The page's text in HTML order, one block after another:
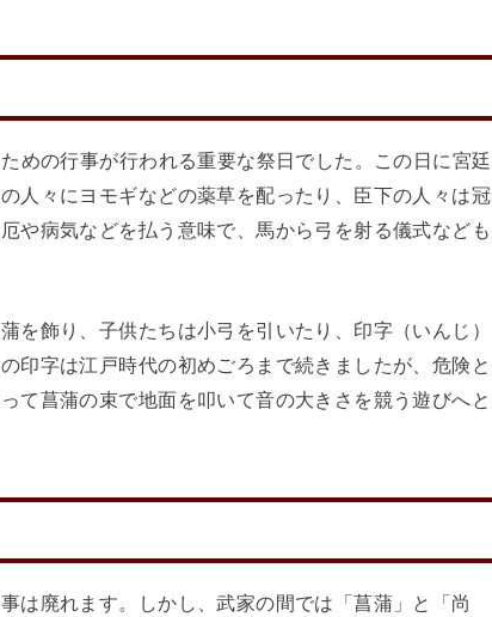
めの行事が行われる重要な祭日でした。この日に宮廷
人々にヨモギなどの薬草を配ったり、臣下の人々は冠
や病気などを払う意味で、馬から弓を射る儀式なども
を飾り、子供たちは小弓を引いたり、印字（いんじ）
印字は江戸時代の初めごろまで続きましたが、危険と
て菖蒲の束で地面を叩いて音の大きさを競う遊びへと
は廃れます。しかし、武家の間では「菖蒲」と「尚